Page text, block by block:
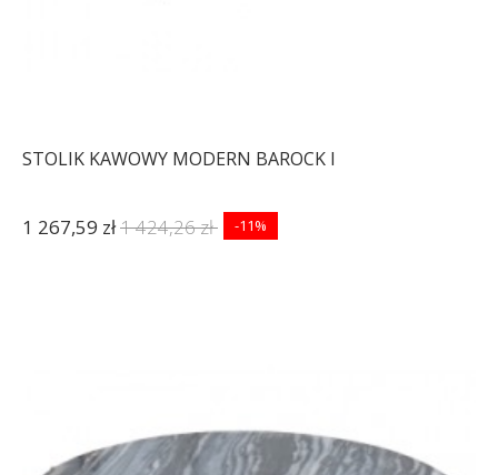
STOLIK KAWOWY MODERN BAROCK I
1 267,59 zł1 424,26 zł -11%